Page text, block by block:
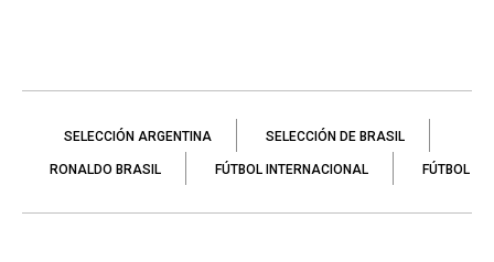
SELECCIÓN ARGENTINA SELECCIÓN DE BRASIL
RONALDO BRASIL FÚTBOL INTERNACIONAL FÚTBOL